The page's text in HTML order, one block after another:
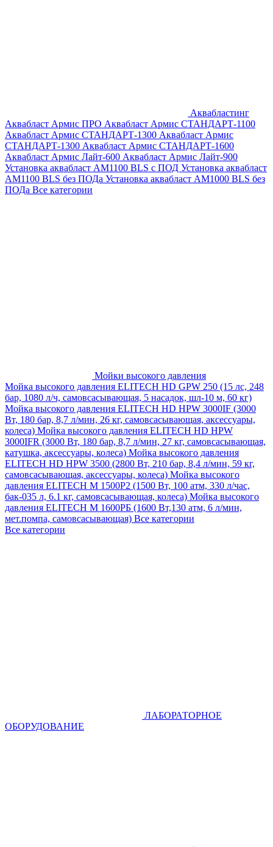
Аквабластинг
Аквабласт Армис ПРО Аквабласт Армис СТАНДАРТ-1100
Аквабласт Армис СТАНДАРТ-1300 Аквабласт Армис
СТАНДАРТ-1300 Аквабласт Армис СТАНДАРТ-1600
Аквабласт Армис Лайт-600 Аквабласт Армис Лайт-900
Установка аквабласт AM1100 BLS с ПОД Установка аквабласт
AM1100 BLS без ПОДа Установка аквабласт AM1000 BLS без
ПОДа Все категории
Мойки высокого давления
Мойка высокого давления ELITECH HD GPW 250 (15 лс, 248
бар, 1080 л/ч, самовсасывающая, 5 насадок, шл-10 м, 60 кг)
Мойка высокого давления ELITECH HD HPW 3000IF (3000
Вт, 180 бар, 8,7 л/мин, 26 кг, самовсасывающая, аксессуары,
колеса) Мойка высокого давления ELITECH HD HPW
3000IFR (3000 Вт, 180 бар, 8,7 л/мин, 27 кг, самовсасывающая,
катушка, аксессуары, колеса) Мойка высокого давления
ELITECH HD HPW 3500 (2800 Вт, 210 бар, 8,4 л/мин, 59 кг,
самовсасывающая, аксессуары, колеса) Мойка высокого
давления ELITECH M 1500P2 (1500 Вт, 100 атм, 330 л/час,
бак-035 л, 6.1 кг, самовсасывающая, колеса) Мойка высокого
давления ELITECH М 1600РБ (1600 Вт,130 атм, 6 л/мин,
мет.помпа, самовсасывающая) Все категории
Все категории
ЛАБОРАТОРНОЕ
ОБОРУДОВАНИЕ